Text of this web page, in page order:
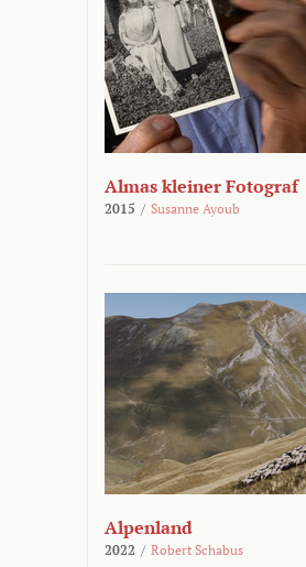
Almas kleiner Fotograf
2015 / Susanne Ayoub
Alpenland
2022 / Robert Schabus